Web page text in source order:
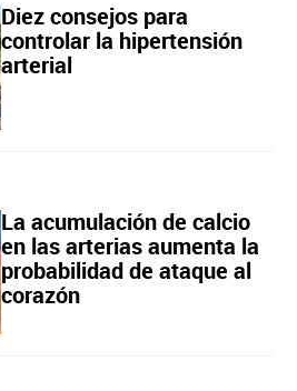
Diez consejos para
controlar la hipertensión
arterial
La acumulación de calcio
en las arterias aumenta la
probabilidad de ataque al
corazón